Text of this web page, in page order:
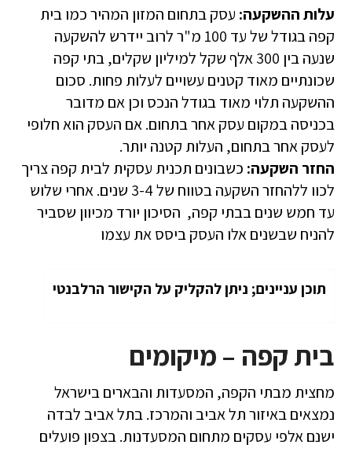
עלות ההשקעה: עסק בתחום המזון המהיר כמו בית
קפה בגודל של עד 100 מ"ר לרוב יידרש להשקעה
שנעה בין 300 אלף שקל למיליון שקלים, בתי קפה
שכונתיים מאוד קטנים עשויים לעלות פחות. סכום
ההשקעה תלוי מאוד בגודל הנכס וכן אם מדובר
בכניסה במקום עסק אחר בתחום. אם העסק הוא חלופי
לעסק אחר בתחום, העלות קטנה יותר.
החזר השקעה: כשבונים תכנית עסקית לבית קפה צריך
לכוו ללהחזר השקעה בטווח של 3-4 שנים. אחרי שלוש
עד חמש שנים בבתי קפה, הסיכון יורד מכיוון שסביר
להניח שבשנים אלו העסק ביסס את עצמו
תוכן עניינים; ניתן להקליק על הקישור הרלבנטי
בית קפה – מיקומים
מחצית מבתי הקפה, המסעדות והבארים בישראל
נמצאים באיזור תל אביב והמרכז. בתל אביב לבדה
ישנם אלפי עסקים מתחום המסעדנות. בצפון פועלים